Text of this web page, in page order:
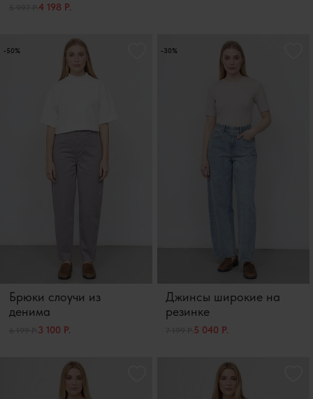
4 198 Р.
-50%
Брюки слоучи из
денима
3 100 Р.
-30%
Джинсы широкие на
резинке
5 040 Р.